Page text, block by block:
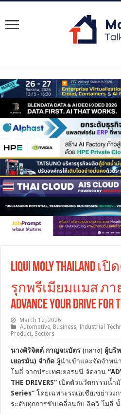
LIQUI MOLY THAILAND เ
รุกพรีเมียมแมส ภ
ADVANCE YOUR DRIVE FOR
March 12, 2026
Automotive Business Industrial
Product Sectors
นางศิริจิตต์ กาญจนบัตร(กลาง) ผู้บริ
เยอรมัน) จำกัด ผู้นำเข้าและจัดจำห
โมลี่ จากประเทศเยอรมนี จัดงาน
THE DRIVERS” เปิดตัวนวัตกรรมน้ำ
Series”โดยเฉพาะรถเอเชียเขย่าว
ระดับทุกการขับเคลื่อนกับ ลิควิ โมลี่